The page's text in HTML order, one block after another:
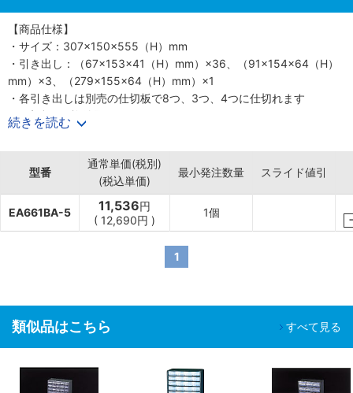
【商品仕様】
・サイズ：307×150×555（H）mm
・引き出し：（67×153×41（H）mm）×36、（91×154×64（H）
mm）×3、（279×155×64（H）mm）×1
・各引き出しは別売の仕切板で8つ、3つ、4つに仕切れます
・仕切板：8枚付属
・別売りアクセサリー：仕切り板［EA661BA-61（4列用/48枚）、
EA661BA-21（3列用/24枚）、EA661BA-41（1列用/16枚）］、引
出し（1個）［EA661BA-40（1列用）、EA661BA-20（3列用）、
EA661BA-60（4列用）］
・材質：外側：スチール、引き出し：樹脂（EA661BA-
20、-40、-60）
続きを読む
型番
通常単価(税別)
(税込単価)
最小発注数量 スライド値引
EA661BA-5 11,536円
( 12,690円 )
1個
1
類似品はこちら すべて見る